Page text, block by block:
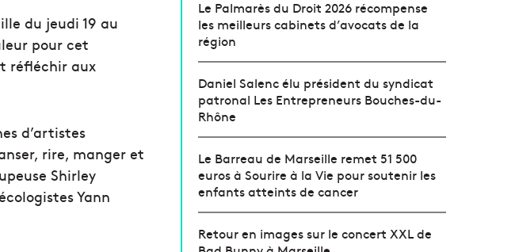
du jeudi 19 au
pour cet
réfléchir aux
d’artistes
rire, manger et
Shirley
Yann
Le Palmarès du Droit 2026 récompense
les meilleurs cabinets d’avocats de la
région
Daniel Salenc élu président du syndicat
patronal Les Entrepreneurs Bouches-du-
Rhône
Le Barreau de Marseille remet 51 500
euros à Sourire à la Vie pour soutenir les
enfants atteints de cancer
Retour en images sur le concert XXL de